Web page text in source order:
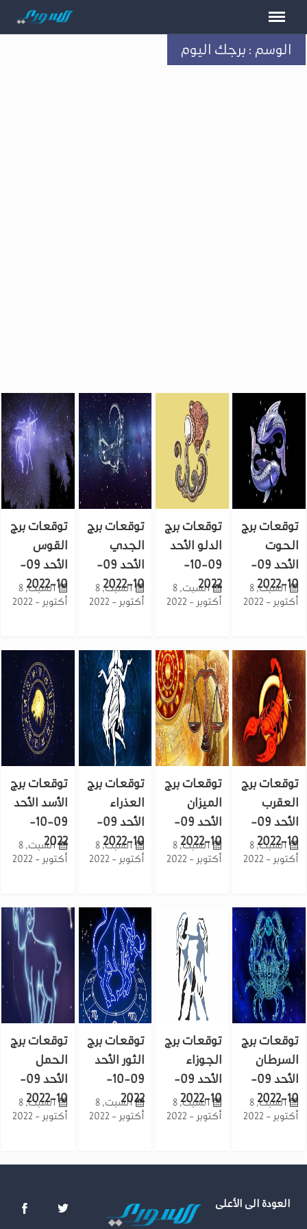
الوسم : برجك اليوم
توقعات برج
الحوت
الأحد 09-
10-2022
السبت, 8
أكتوبر - 2022
توقعات برج
الدلو الأحد
09-10-
2022
السبت, 8
أكتوبر - 2022
توقعات برج
الجدي
الأحد 09-
10-2022
السبت, 8
أكتوبر - 2022
توقعات برج
القوس
الأحد 09-
10-2022
السبت, 8
أكتوبر - 2022
توقعات برج
العقرب
الأحد 09-
10-2022
السبت, 8
أكتوبر - 2022
توقعات برج
الميزان
الأحد 09-
10-2022
السبت, 8
أكتوبر - 2022
توقعات برج
العذراء
الأحد 09-
10-2022
السبت, 8
أكتوبر - 2022
توقعات برج
الأسد الأحد
09-10-
2022
السبت, 8
أكتوبر - 2022
توقعات برج
السرطان
الأحد 09-
10-2022
السبت, 8
أكتوبر - 2022
توقعات برج
الجوزاء
الأحد 09-
10-2022
السبت, 8
أكتوبر - 2022
توقعات برج
الثور الأحد
09-10-
2022
السبت, 8
أكتوبر - 2022
توقعات برج
الحمل
الأحد 09-
10-2022
السبت, 8
أكتوبر - 2022
العودة الى الأعلى